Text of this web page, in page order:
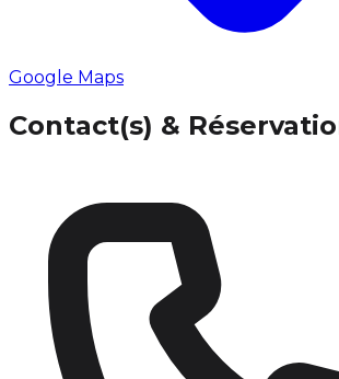
Google Maps
Contact(s) &